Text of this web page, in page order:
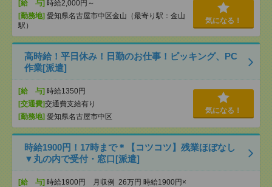
[給 与] 時給2,000円～
[勤務地] 愛知県名古屋市中区金山（最寄り駅：金山
駅）
気になる！
高時給！平日休み！日勤のお仕事！ピッキング、PC
作業[派遣]
[給 与] 時給1350円
[交通費]交通費支給有り
[勤務地] 愛知県名古屋市中区
気になる！
時給1900円！17時まで＊【コツコツ】残業ほぼなし
▼丸の内で受付・窓口[派遣]
[給 与] 時給1900円 月収例 26万円 時給1900円×